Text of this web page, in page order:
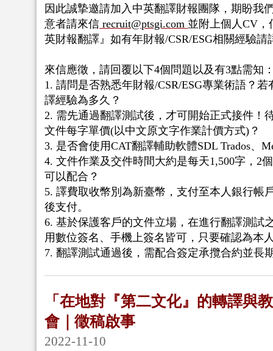
因此誠摯邀請加入中英翻譯財報團隊，期盼我
意者請來信 recruit@ptsgi.com 並附上個人CV，
英財報翻譯』如有年財報/CSR/ESG相關經驗請
來信應徵，請回覆以下4個問題以及有3點需知
1. 請問是否熟悉年財報/CSR/ESG專業術語？
譯經驗為多久？
2. 需先通過翻譯測試後，才可開始正式接件！
文件每字單價(以中文原文字作業計價方式)？
3. 是否會使用CAT翻譯輔助軟體SDL Trados、
4. 文件作業及交件時間大約是每天1,500字，2
可以配合？
5. 譯費取收幣別為新臺幣，支付至本人銀行帳
後支付。
6. 基於保護客戶的文件立場，在進行翻譯測試
用數位簽名、手機上簽名皆可，只要確認為本
7. 翻譯測試通過後，需配合簽定承攬合約並長
「在地對『第二文化』的轉譯與
會｜徵稿啟事
2022-11-10